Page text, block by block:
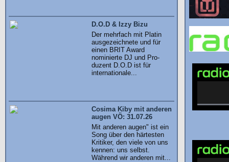
D.O.D & Izzy Bizu
Der mehrfach mit Platin
ausgezeichnete und für
einen BRIT Award
nominierte DJ und Pro-
duzent D.O.D ist für
internationale...
Cosima Kiby mit anderen
augen VÖ: 31.07.26
Mit anderen augen" ist ein
Song über den härtesten
Kritiker, den viele von uns
kennen: uns selbst.
Während wir anderen mit...